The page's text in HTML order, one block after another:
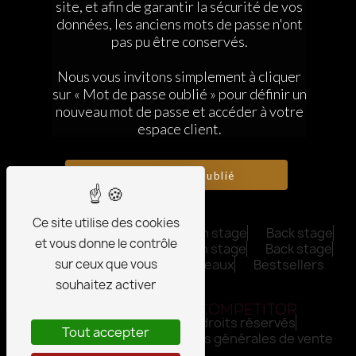
94100 SAINT MAUR DES FOSSÉS
+33659030286
vicky@vicorne-competitor.com
Contactez-nous
MON COMPTE
Commandes
Déconnexion
FOR HER Before stage On stage
Back stage
FOR HIM
Before stage On stage
Back stage
Promotions
Chèques cadeaux Bestsellers
COMPETITOR
Vistalid 2026 - Tous droits réservés
Mentions légales
Conditions générales de vente
Don't have an account? Sign up
site, et afin de garantir la sécurité de vos
données, les anciens mots de passe n'ont
pas pu être conservés.
Nous vous invitons simplement à cliquer
sur « Mot de passe oublié » pour définir un
nouveau mot de passe et accéder à votre
espace client.
Ce site utilise des cookies
et vous donne le contrôle
sur ceux que vous
souhaitez activer
Tout accepter